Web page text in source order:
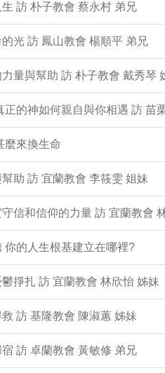
訪 朴子教會 蔡永村 弟兄
光 訪 鳳山教會 楊順平 弟兄
量與幫助 訪 朴子教會 戴秀琴
的神如何親自與你相遇 訪 苗
麼來換生命
助 訪 宜蘭教會 李筱雯 姐妹
信和信仰的力量 訪 宜蘭教會
你的人生根基建立在哪裡?
掙扎 訪 宜蘭教會 林欣怡 姊妹
訪 基隆教會 陳淑蕙 姊妹
訪 卓蘭教會 黃敏修 弟兄